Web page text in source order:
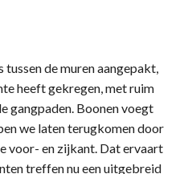
de muren aangepakt,
heeft gekregen, met ruim
gangpaden. Boonen voegt
we laten terugkomen door
voor- en zijkant. Dat ervaart
treffen nu een uitgebreid